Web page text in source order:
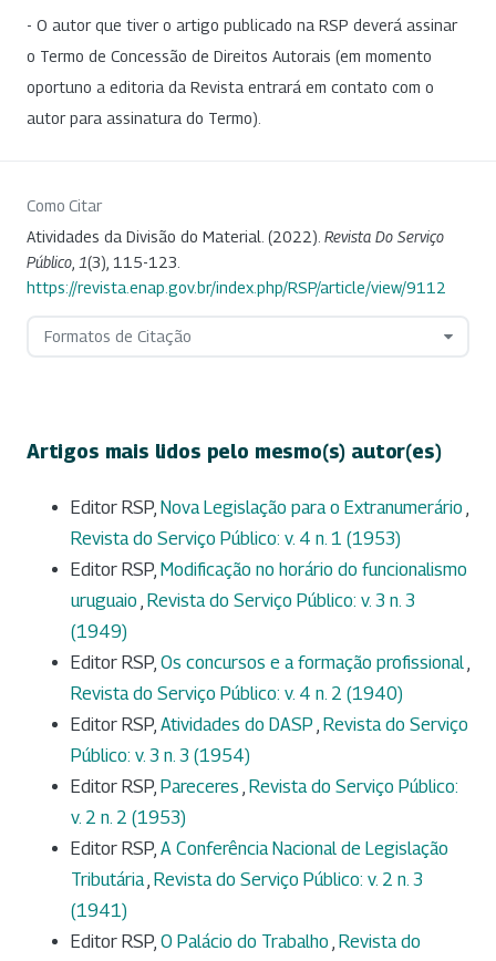
- O autor que tiver o artigo publicado na RSP deverá assinar
o Termo de Concessão de Direitos Autorais (em momento
oportuno a editoria da Revista entrará em contato com o
autor para assinatura do Termo).
Como Citar
Atividades da Divisão do Material. (2022). Revista Do Serviço
Público 1(3), 115-123.
https://revista.enap.gov.br/index.php/RSP/article/view/9112
Formatos de Citação
Artigos mais lidos pelo mesmo(s) autor(es)
Editor RSP, Nova Legislação para o Extranumerário ,
Revista do Serviço Público: v. 4 n. 1 (1953)
Editor RSP, Modificação no horário do funcionalismo
uruguaio , Revista do Serviço Público: v. 3 n. 3
(1949)
Editor RSP, Os concursos e a formação profissional,
Revista do Serviço Público: v. 4 n. 2 (1940)
Editor RSP, Atividades do DASP , Revista do Serviço
Público: v. 3 n. 3 (1954)
Editor RSP, Pareceres , Revista do Serviço Público:
v. 2 n. 2 (1953)
Editor RSP, A Conferência Nacional de Legislação
Tributária, Revista do Serviço Público: v. 2 n. 3
(1941)
Editor RSP, O Palácio do Trabalho , Revista do